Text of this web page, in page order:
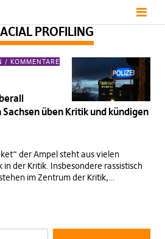
PROFILING
/ KOMMENTARE
üben Kritik und kündigen
der Ampel steht aus vielen
der Kritik. Insbesondere rassistisch
im Zentrum der Kritik,…